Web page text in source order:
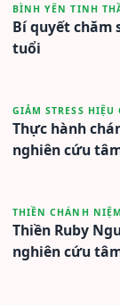
BÌNH YÊN TINH
Bí quyết chăm
tuổi
GIẢM STRESS HIỆU
Thực hành
nghiên cứu
THIỀN CHÁNH NIỆM
Thiền Ruby
nghiên cứu